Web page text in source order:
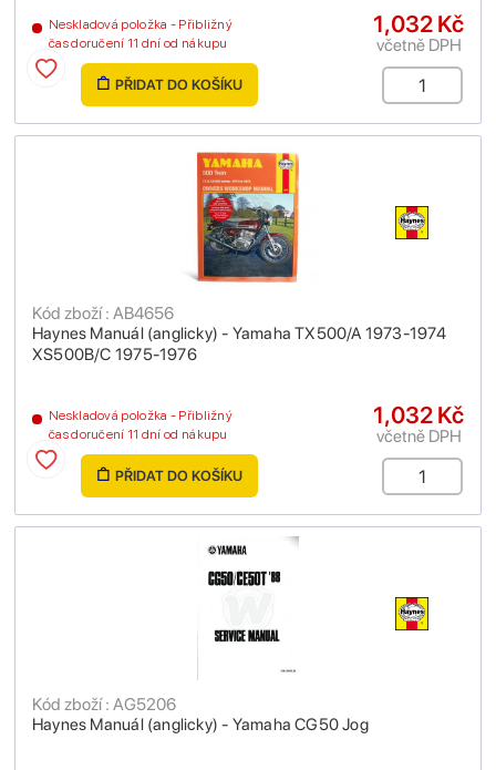
Neskladová položka - Přibližný
čas doručení 11 dní od nákupu
1,032 Kč
včetně DPH
PŘIDAT DO KOŠÍKU
Haynes Manuál (anglicky) - Yamaha TX500/A 1973-1974
XS500B/C 1975-1976
Kód zboží : AB4656
Neskladová položka - Přibližný
čas doručení 11 dní od nákupu
1,032 Kč
včetně DPH
PŘIDAT DO KOŠÍKU
Haynes Manuál (anglicky) - Yamaha CG50 Jog
Kód zboží : AG5206